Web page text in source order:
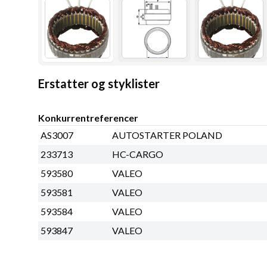
Erstatter og styklister
Konkurrentreferencer
AS3007
AUTOSTARTER POLAND
233713
HC-CARGO
593580
VALEO
593581
VALEO
593584
VALEO
593847
VALEO